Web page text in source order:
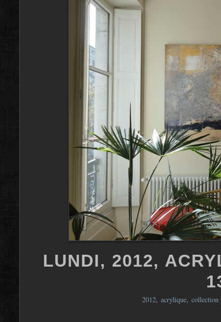
LUNDI, 2012,
2012, acrylique, collection